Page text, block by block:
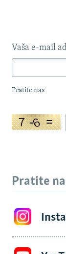
Vaša e-mail
Pratite nas
Pratite